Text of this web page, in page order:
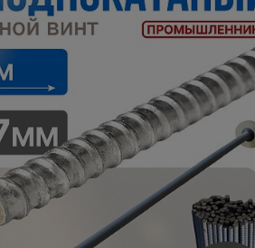
строительный
для строительства
для работы с арматурой
для бетонных работ
и садовые